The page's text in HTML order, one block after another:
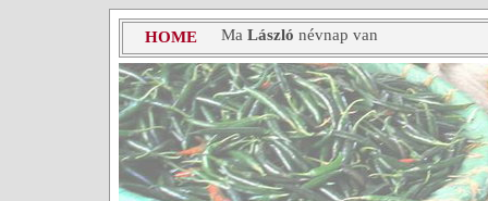
HOME Ma László névnap van